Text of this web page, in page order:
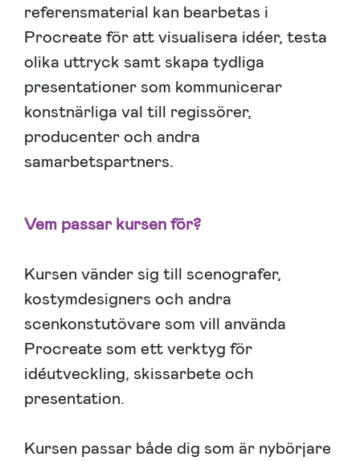
referensmaterial kan bearbetas i
Procreate för att visualisera idéer, testa
olika uttryck samt skapa tydliga
presentationer som kommunicerar
konstnärliga val till regissörer,
producenter och andra
samarbetspartners.
Vem passar kursen för?
Kursen vänder sig till scenografer,
kostymdesigners och andra
scenkonstutövare som vill använda
Procreate som ett verktyg för
idéutveckling, skissarbete och
presentation.
Kursen passar både dig som är nybörjare